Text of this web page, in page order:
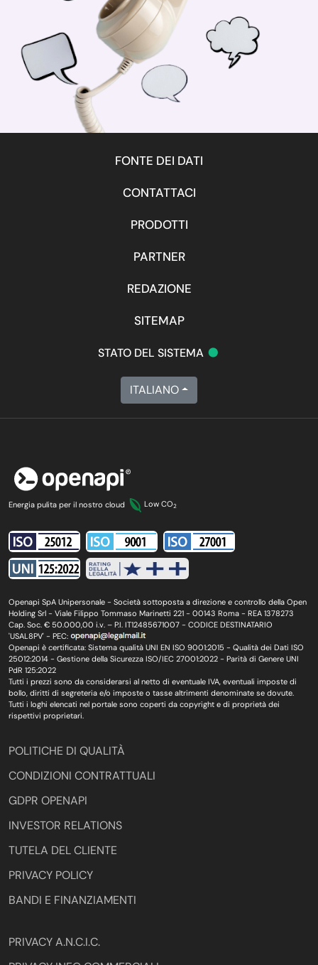
FONTE DEI DATI
CONTATTACI
PRODOTTI
PARTNER
REDAZIONE
SITEMAP
STATO DEL SISTEMA •
ITALIANO
Energia pulita per il nostro cloud Low CO2
Openapi SpA Unipersonale - Società sottoposta a direzione e controllo della Open
Holding Srl - Viale Filippo Tommaso Marinetti 221 - 00143 Roma - REA 1378273
Cap. Soc. € 50.000,00 i.v. – P.I. IT12485671007 - CODICE DESTINATARIO
'USAL8PV' - PEC:
Openapi è certificata: Sistema qualità UNI EN ISO 9001:2015 - Qualità dei Dati ISO
25012:2014 - Gestione della Sicurezza ISO/IEC 27001:2022 - Parità di Genere UNI
PdR 125:2022
Tutti i prezzi sono da considerarsi al netto di eventuale IVA, eventuali imposte di
bollo, diritti di segreteria e/o imposte o tasse altrimenti denominate se dovute.
Tutti i loghi elencati nel portale sono coperti da copyright e di proprietà dei
rispettivi proprietari.
POLITICHE DI QUALITÀ
CONDIZIONI CONTRATTUALI
GDPR OPENAPI
INVESTOR RELATIONS
TUTELA DEL CLIENTE
PRIVACY POLICY
BANDI E FINANZIAMENTI
PRIVACY A.N.C.I.C.